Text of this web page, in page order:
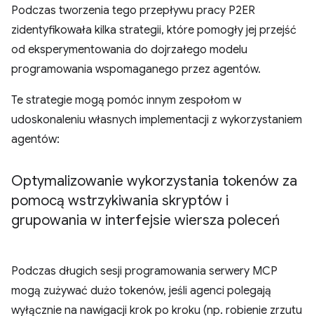
Podczas tworzenia tego przepływu pracy P2ER
zidentyfikowała kilka strategii, które pomogły jej przejść
od eksperymentowania do dojrzałego modelu
programowania wspomaganego przez agentów.
Te strategie mogą pomóc innym zespołom w
udoskonaleniu własnych implementacji z wykorzystaniem
agentów:
Optymalizowanie wykorzystania tokenów za
pomocą wstrzykiwania skryptów i
grupowania w interfejsie wiersza poleceń
Podczas długich sesji programowania serwery MCP
mogą zużywać dużo tokenów, jeśli agenci polegają
wyłącznie na nawigacji krok po kroku (np. robienie zrzutu